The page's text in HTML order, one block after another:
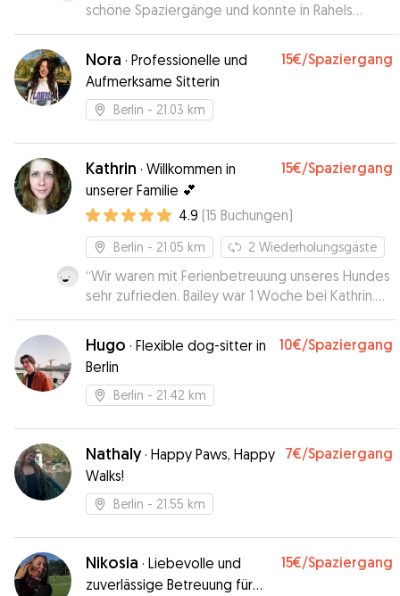
schöne Spaziergänge und konnte in Rahels
Wohnung gut zur Ruhe kommen. Besonders
habe ich mich über die Fotos zwischendurch
gefreut :) super gerne wieder!
”
Nora · Professionelle und
Aufmerksame Sitterin
15€/Spaziergang
Berlin - 21.03 km
Kathrin · Willkommen in
unserer Familie 💕
15€/Spaziergang
4.9 (15 Buchungen)
Berlin - 21.05 km 2 Wiederholungsgäste
“Wir waren mit Ferienbetreuung unseres Hundes
sehr zufrieden. Bailey war 1 Woche bei Kathrin.
Alle Absprachen haben super geklappt und
Kathrin hat uns jeden Tag mit aktuellen Fotos von
Bailey versorgt. Somit waren wir immer auf dem
neuesten Stand und konnten unseren Urlaub
entspannt genießen. Wir würden jeder Zeit
Hugo · Flexible dog-sitter in
Berlin
10€/Spaziergang
Berlin - 21.42 km
Nathaly· Happy Paws, Happy
Walks!
7€/Spaziergang
Berlin - 21.55 km
Nikosia · Liebevolle und
zuverlässige Betreuung für
15€/Spaziergang